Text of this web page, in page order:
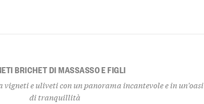
BRICHET DI MASSASSO E FIGLI
vigneti e uliveti con un panorama incantevole e in un'oasi
di tranquillità